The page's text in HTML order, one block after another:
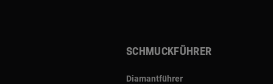
Schmuckführer
Diamantführer